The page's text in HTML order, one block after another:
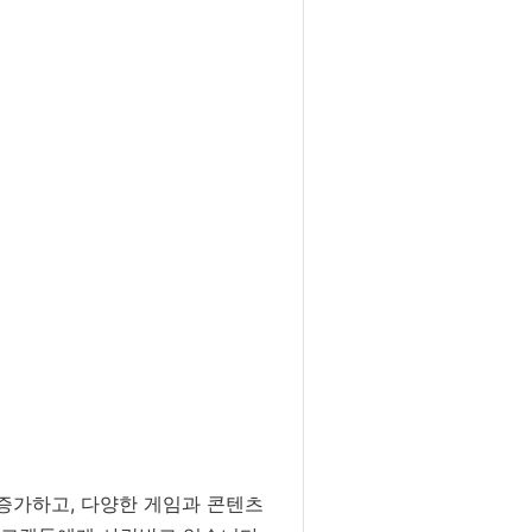
가하고, 다양한 게임과 콘텐츠